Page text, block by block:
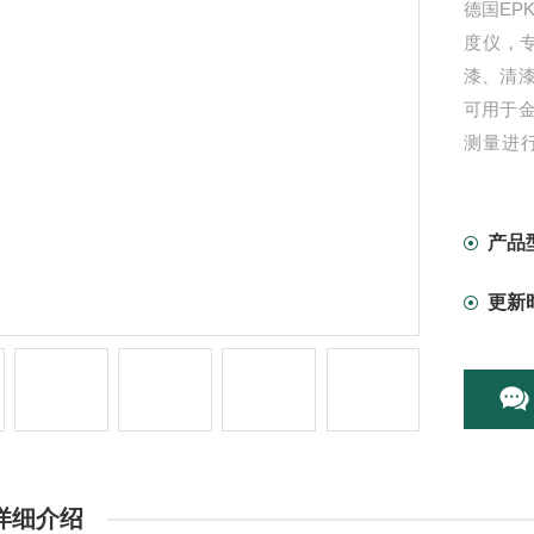
德国
度仪，
漆、清
可用于
测量进
产品
更新
细介绍